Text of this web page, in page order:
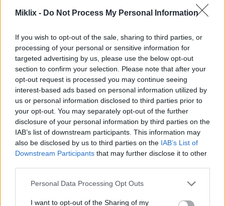
Miklix - Do Not Process My Personal Information
If you wish to opt-out of the sale, sharing to third parties, or
processing of your personal or sensitive information for
targeted advertising by us, please use the below opt-out
section to confirm your selection. Please note that after your
opt-out request is processed you may continue seeing
interest-based ads based on personal information utilized by
us or personal information disclosed to third parties prior to
your opt-out. You may separately opt-out of the further
disclosure of your personal information by third parties on the
IAB’s list of downstream participants. This information may
also be disclosed by us to third parties on the IAB’s List of
Downstream Participants that may further disclose it to other
Please note that this website/app uses one or more Google
not limited to your visit or usage behaviour. You may click to
Personal Data Processing Opt Outs
I want to opt-out of the Sharing of my
ହୋଇଛନ୍ତି, ଯାହା ମନୋରମ ଫୁଲ, ସ୍ୱତନ୍ତ୍ର ପତ୍ର ଏବଂ ଅନେକ
ଶତାବ୍ଦୀ ଧରି ଉଦ୍ୟାନରେ ପାଳନ କରାଯାଇ ଆସୁଛି, ସେମାନଙ୍କର
ଇତିହାସ ପ୍ରାଚୀନ ଚୀନ୍ ଏବଂ ଜାପାନ ପର୍ଯ୍ୟନ୍ତ ବ୍ୟାପି ରହିଛି। ଆପଣ
ଏକ ସୁନ୍ଦର ନମୁନା ଗଛ ଖୋଜୁଛନ୍ତି, ଏକ ଛୋଟ ବଗିଚା ପାଇଁ ଏକ କମ୍ପାକ୍ଟ
ପ୍ରକାରର, କିମ୍ବା ଆପଣଙ୍କ ଭୂଦୃଶ୍ୟ ପାଇଁ ଏକ ଫୁଲ ଫୁଟାଇବା ଭଳି, ଏକ
ମ୍ୟାଗ୍ନୋଲିଆ ଅଛି ଯାହା ଆପଣଙ୍କ ଆବଶ୍ୟକତା ପାଇଁ ଉପଯୁକ୍ତ।
ପଢନ୍ତୁ...
ଅଧିକ ପୋଷ୍ଟ...
ଫଳ ଏବଂ ପନିପରିବା
ପାଇଁ, ବାଗିଚା କେବଳ ଖାଦ୍ୟ ବିଷୟରେ ନୁହେଁ - ଏହା ଛୋଟ ଛୋଟ